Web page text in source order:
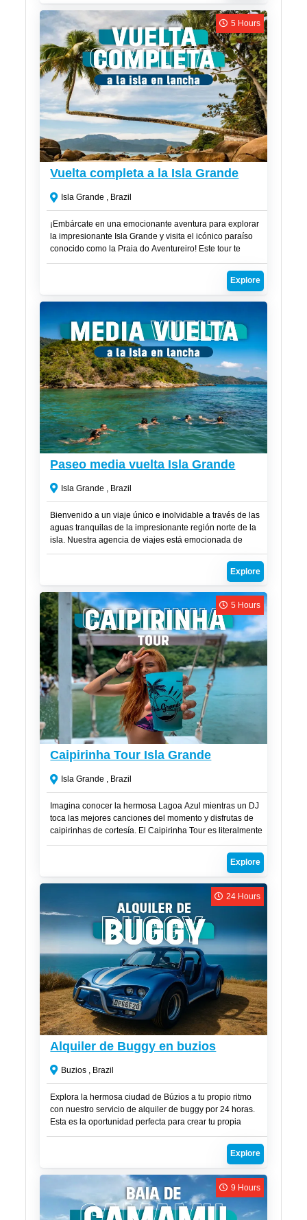
R$
5 Hours
Vuelta completa a la Isla Grande
Isla Grande , Brazil
¡Embárcate en una emocionante aventura para explorar
la impresionante Isla Grande y visita el icónico paraíso
conocido como la Praia do Aventureiro! Este tour te
llevará a algunos de los destinos más hermosos de la
Explore
R$200
Paseo media vuelta Isla Grande
Isla Grande , Brazil
Bienvenido a un viaje único e inolvidable a través de las
aguas tranquilas de la impresionante región norte de la
isla. Nuestra agencia de viajes está emocionada de
presentar el viaje perfecto que combina la serenidad del
buceo con peces en aguas cristalinas. Prepárate para
maravillarte con la magia de la Lagoa Azul y sus paradas
Explore
R$250
5 Hours
Caipirinha Tour Isla Grande
Isla Grande , Brazil
Imagina conocer la hermosa Lagoa Azul mientras un DJ
toca las mejores canciones del momento y disfrutas de
caipirinhas de cortesía. El Caipirinha Tour es literalmente
una fiesta en alta mar, la excursión ideal para quienes
desean conectarse con la naturaleza, conocer nuevas
personas, sumergirse en la vida nocturna, explorar el
otras dos playas igualmente espectaculares.
Explore
R$350
24 Hours
Alquiler de Buggy en buzios
Buzios , Brazil
Explora la hermosa ciudad de Búzios a tu propio ritmo
con nuestro servicio de alquiler de buggy por 24 horas.
Esta es la oportunidad perfecta para crear tu propia
Explore
9 Hours